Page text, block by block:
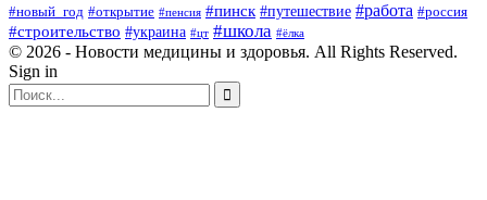
#новый_год #открытие #пенсия #пинск #путешествие #работа #россия
#строительство #украина #цт #школа #ёлка
© 2026 - Новости медицины и здоровья. All Rights Reserved.
Sign in